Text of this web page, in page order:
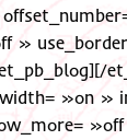
»
»on »